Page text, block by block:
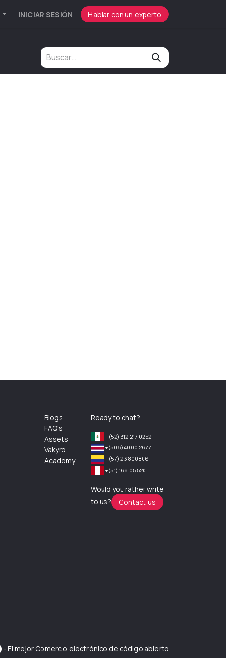
INICIAR SESIÓN Hablar con un experto
Blogs
FAQ's
Assets
Vakyro
Academy
Ready to chat?
+(52) 312 217 0252
+(506) 4000 2677
+(57) 2 3800806
+(51) 168 05 520
Would you rather write
to us?
Contact us
- El mejor Comercio electrónico de código abierto